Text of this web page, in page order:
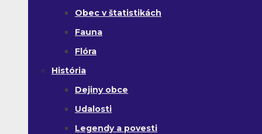
Obec v štatistikách
Fauna
Flóra
História
Dejiny obce
Udalosti
Legendy a povesti